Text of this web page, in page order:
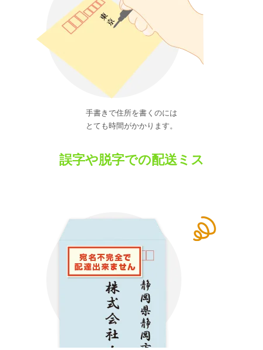
手書きで住所を書くのには
とても時間がかかります。
誤字や脱字での配送ミス